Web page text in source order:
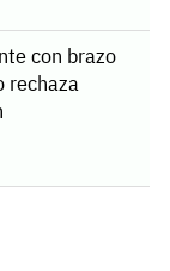
con brazo
rechaza